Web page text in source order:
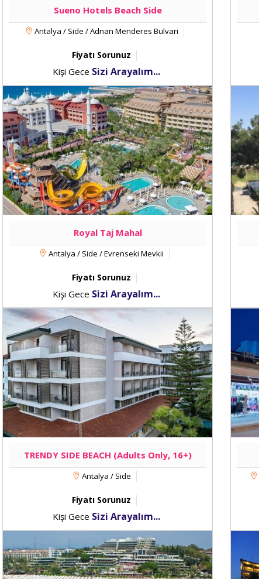
Sueno Hotels Beach Side
Antalya / Side / Adnan Menderes Bulvari
Fiyatı Sorunuz
Kişi Gece Sizi Arayalım...
Royal Taj Mahal
Antalya / Side / Evrenseki Mevkii
Fiyatı Sorunuz
Kişi Gece Sizi Arayalım...
TRENDY SIDE BEACH (Adults Only, 16+)
Antalya / Side
Fiyatı Sorunuz
Kişi Gece Sizi Arayalım...